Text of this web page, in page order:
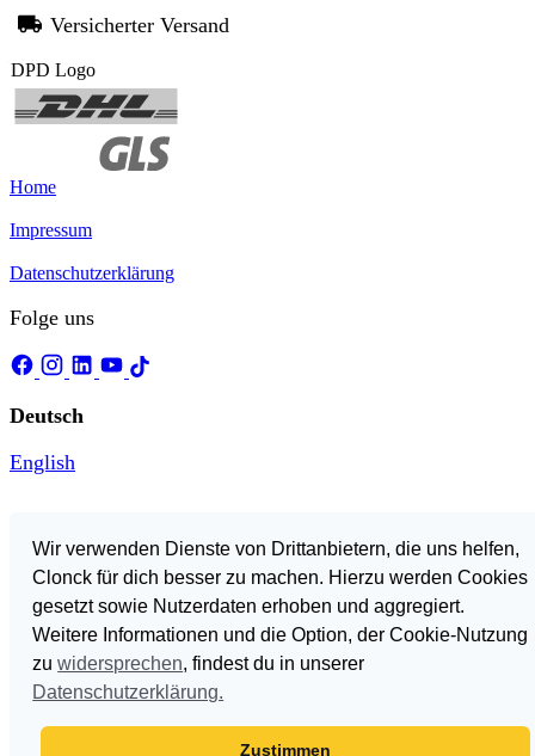
Wir verwenden Dienste von Drittanbietern, die uns helfen,
Clonck für dich besser zu machen. Hierzu werden Cookies
gesetzt sowie Nutzerdaten erhoben und aggregiert.
Weitere Informationen und die Option, der Cookie-Nutzung
zuwidersprechen, findest du in unserer
Datenschutzerklärung.
Zustimmen
Versicherter Versand
Home
Impressum
Datenschutzerklärung
Folge uns
Deutsch
English
142,27 €
In den Warenkorb
Warenkorb